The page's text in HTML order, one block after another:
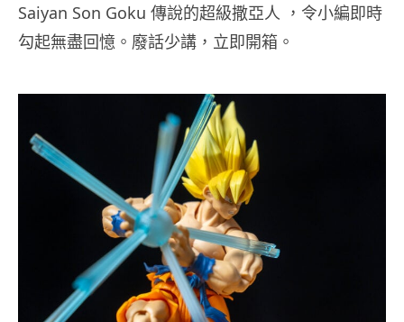
Saiyan Son Goku 傳說的超級撒亞人 ，令小編即時
勾起無盡回憶。廢話少講，立即開箱。